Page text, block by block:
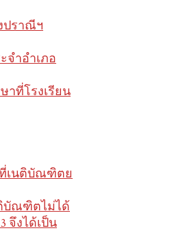
ปราณีฯ
จำอำเภอ
าที่โรงเรียน
ที่เนติบัณฑิตย
บัณฑิตไม่ได้
จึงได้เป็น